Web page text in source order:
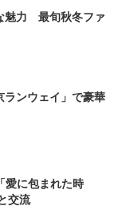
魅力 最旬秋冬ファ
ンウェイ」で豪華
愛に包まれた時
交流